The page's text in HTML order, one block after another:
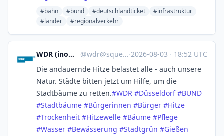
#bahn #bund #deutschlandticket
#infrastruktur
#lander
#regionalverkehr
WDR (inoffiziell) @wdr@squeet.me ·2026-08-03 · 18:52 UTC
Die andauernde Hitze belastet alle - auch unsere
Natur. Städte bitten jetzt um Hilfe, um die
Stadtbäume zu retten.#WDR #Düsseldorf #BUND
#Stadtbäume #Bürgerinnen #Bürger #Hitze
#Trockenheit #Hitzewelle #Bäume #Pflege
#Wasser #Bewässerung #Stadtgrün #Gießen